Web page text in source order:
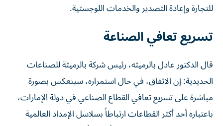
للتجارة وإعادة التصدير والخدمات اللوجستية.
تسريع تعافي الصناعة
قال الدكتور عادل بالرميثه، رئيس شركة بالرميثة للصناعات
الحديدية: إن الاتفاق، في حال استمراره، سينعكس بصورة
مباشرة على تسريع تعافي القطاع الصناعي في دولة الإمارات،
باعتباره أحد أكثر القطاعات ارتباطاً بسلاسل الإمداد العالمية